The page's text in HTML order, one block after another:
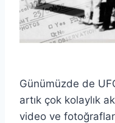
Günümüzde de
artık çok kolaylık
video ve